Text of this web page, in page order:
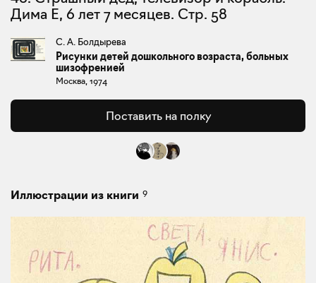
Дима Е, 6 лет 7 месяцев. Стр. 58
С. А. Болдырева
Рисунки детей дошкольного возраста, больных
шизофренией
Москва, 1974
Поставить на полку
Иллюстрации из книги 9